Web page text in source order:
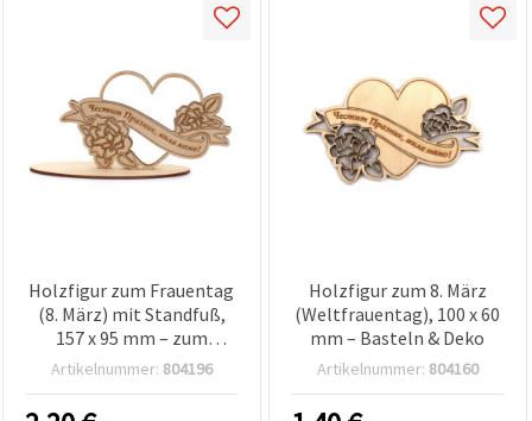
Cookies
zuzustimmen.
• Klicken Sie
festzulegen.
können Ihre
jederzeit
ändern
oder
Holzfigur zum Frauentag
(8. März) mit Standfuß,
157 x 95 mm – zum
Basteln & Dekorieren
Artikelnummer: 804196
Holzfigur zum 8. März
(Weltfrauentag), 100 x 60
mm – Basteln & Deko
Artikelnummer: 804160